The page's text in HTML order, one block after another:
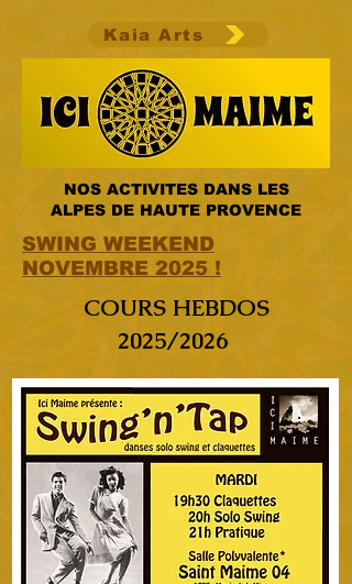
Kaia Arts
NOS ACTIVITES DANS LES
ALPES DE HAUTE PROVENCE
SWING WEEKEND
NOVEMBRE 2025 !
COURS HEBDOS
2025/2026
WEEKEND SWING